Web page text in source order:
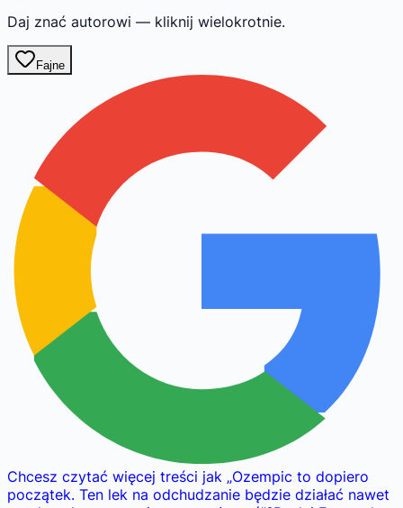
Daj znać autorowi — kliknij wielokrotnie.
Fajne
Chcesz czytać więcej treści jak „Ozempic to dopiero
początek. Ten lek na odchudzanie będzie działać nawet